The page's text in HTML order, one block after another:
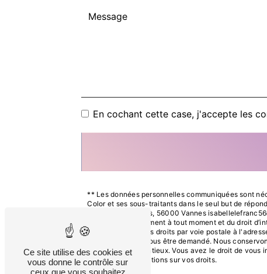
En cochant cette case, j'accepte les
** Les données personnelles communiquées sont
Color et ses sous-traitants dans le seul but de
Rue des Chanoines, 56000 Vannes
de votre consentement à tout moment et du droit
pouvez exercer ces droits par voie postale à
d'identité pourra vous être demandé. Nous
gestion des contentieux. Vous avez le droit de vous
pour plus d’informations sur vos droits.
Ce site utilise des cookies et
vous donne le contrôle sur
ceux que vous souhaitez